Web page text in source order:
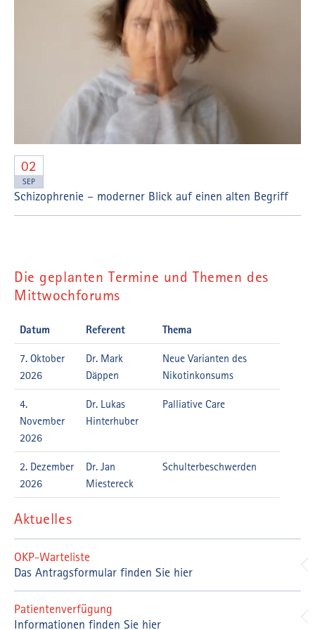
02
SEP
Schizophrenie – moderner Blick auf einen alten Begriff
Die geplanten Termine und Themen des
Mittwochforums
Datum Referent Thema
7. Oktober
2026
Dr. Mark
Däppen
Neue Varianten des
Nikotinkonsums
4.
November
2026
Dr. Lukas
Hinterhuber
Palliative Care
2. Dezember
2026
Dr. Jan
Miestereck
Schulterbeschwerden
Die
Termine
und
Mittwochsforum
Aktuelles
OKP-Warteliste
Das Antragsformular finden Sie hier
Patientenverfügung
Informationen finden Sie hier